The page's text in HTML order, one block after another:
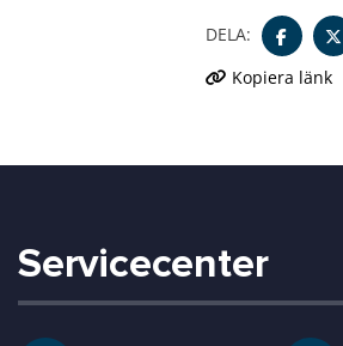
DELA:
Kopiera länk
Servicecenter